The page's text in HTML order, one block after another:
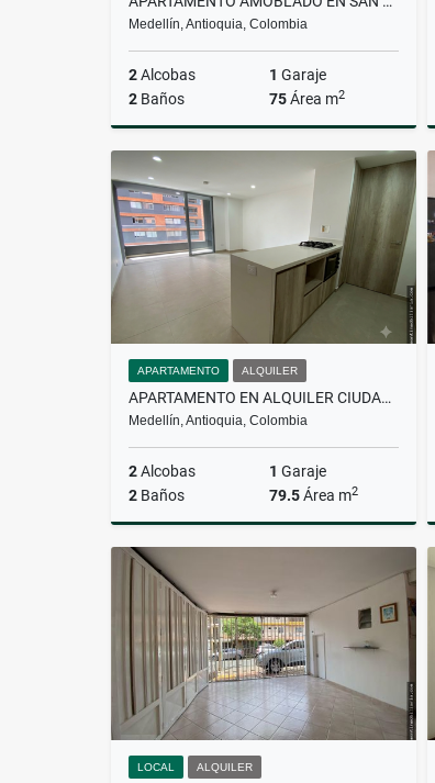
Medellín, Antioquia, Colombia
2Alcobas 1 Garaje
2 Baños 75Área m2
Alquiler
$5.200.000
APARTAMENTO ALQUILER
APARTAMENTO EN ALQUILER CIUDAD DEL RIO
Medellín, Antioquia, Colombia
2Alcobas 1 Garaje
2 Baños 79.5Área m2
LOCAL ALQUILER